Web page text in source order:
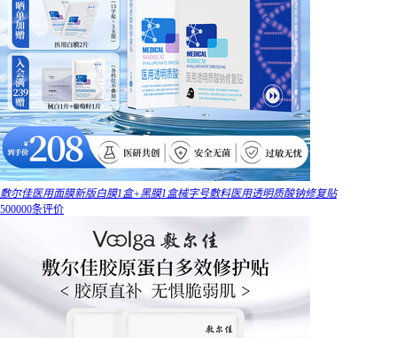
敷尔佳医用面膜新版白膜1盒+黑膜1盒械字号敷料医用透明质酸钠修复贴
500000条评价